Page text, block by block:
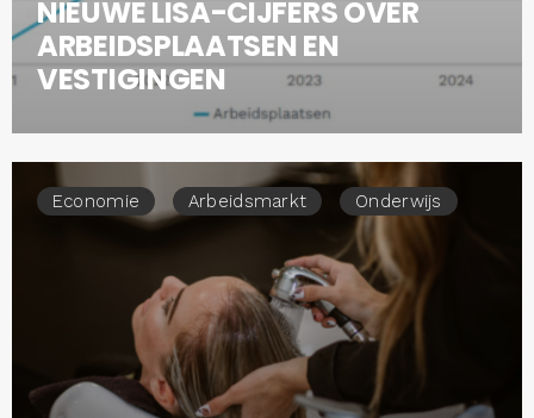
NIEUWE LISA-CIJFERS OVER
ARBEIDSPLAATSEN EN
VESTIGINGEN
Economie Arbeidsmarkt Onderwijs